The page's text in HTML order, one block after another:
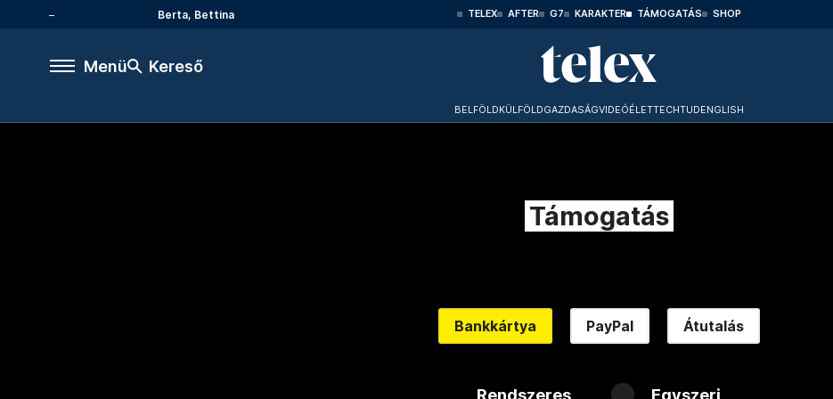
Berta, Bettina TELEX AFTER G7 KARAKTER TÁMOGATÁS SHOP
Menü Kereső
BELFÖLDKÜLFÖLDGAZDASÁGVIDEÓÉLETTECHTUDENGLISH
Támogatás
Bankkártya PayPal Átutalás
Rendszeres Egyszeri